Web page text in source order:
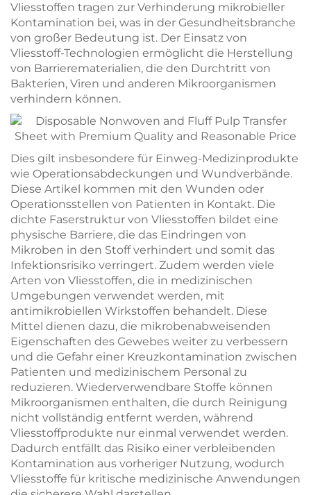
Vliesstoffen tragen zur Verhinderung mikrobieller
Kontamination bei, was in der Gesundheitsbranche
von großer Bedeutung ist. Der Einsatz von
Vliesstoff-Technologien ermöglicht die Herstellung
von Barrierematerialien, die den Durchtritt von
Bakterien, Viren und anderen Mikroorganismen
verhindern können.
Dies gilt insbesondere für Einweg-Medizinprodukte
wie Operationsabdeckungen und Wundverbände.
Diese Artikel kommen mit den Wunden oder
Operationsstellen von Patienten in Kontakt. Die
dichte Faserstruktur von Vliesstoffen bildet eine
physische Barriere, die das Eindringen von
Mikroben in den Stoff verhindert und somit das
Infektionsrisiko verringert. Zudem werden viele
Arten von Vliesstoffen, die in medizinischen
Umgebungen verwendet werden, mit
antimikrobiellen Wirkstoffen behandelt. Diese
Mittel dienen dazu, die mikrobenabweisenden
Eigenschaften des Gewebes weiter zu verbessern
und die Gefahr einer Kreuzkontamination zwischen
Patienten und medizinischem Personal zu
reduzieren. Wiederverwendbare Stoffe können
Mikroorganismen enthalten, die durch Reinigung
nicht vollständig entfernt werden, während
Vliesstoffprodukte nur einmal verwendet werden.
Dadurch entfällt das Risiko einer verbleibenden
Kontamination aus vorheriger Nutzung, wodurch
Vliesstoffe für kritische medizinische Anwendungen